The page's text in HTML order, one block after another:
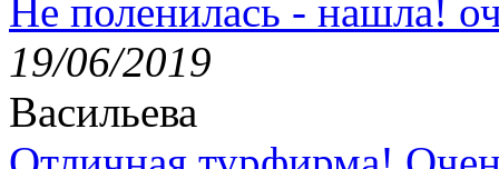
Не поленилась - нашла!
19/06/2019
Васильева